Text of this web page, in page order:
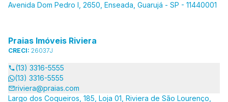
Avenida Dom Pedro I, 2650, Enseada, Guarujá - SP - 11440001
Praias Imóveis Riviera
CRECI: 26037J
(13) 3316-5555
(13) 3316-5555
riviera@praias.com
Largo dos Coqueiros, 185, Loja 01, Riviera de São Lourenço,